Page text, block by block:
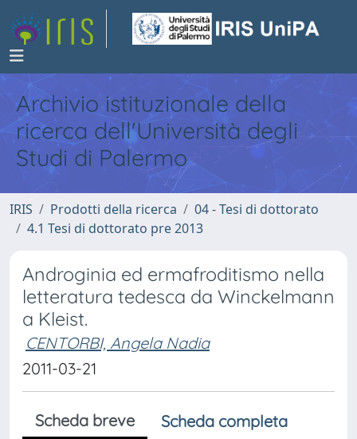
Archivio istituzionale della
ricerca dell'Università degli
Studi di Palermo
IRIS Prodotti della ricerca
04 - Tesi di dottorato
4.1 Tesi di dottorato pre 2013
Androginia ed ermafroditismo nella
letteratura tedesca da Winckelmann
a Kleist.
CENTORBI, Angela Nadia
2011-03-21
Scheda breve
Scheda completa